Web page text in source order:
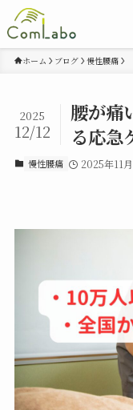
ホーム ブログ 慢性腰痛
腰が痛
る応急
2025
12/12
慢性腰痛 2025年11